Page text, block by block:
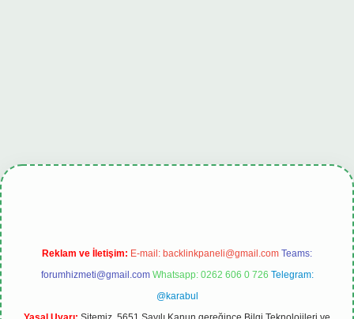
tulipbet.online
Reklam ve İletişim: E-mail: backlinkpaneli@gmail.com Teams:
forumhizmeti@gmail.com Whatsapp: 0262 606 0 726 Telegram:
@karabul